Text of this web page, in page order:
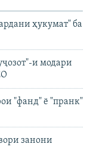
ҳукумат" ба
и модари
"фанд" ё "пранк"
занони